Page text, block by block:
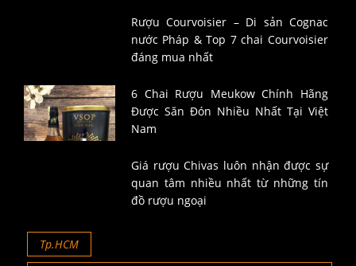
Rượu Courvoisier – Di sản Cognac
nước Pháp & Top 7 chai Courvoisier
đáng mua nhất
6 Chai Rượu Meukow Chính Hãng
Được Săn Đón Nhiều Nhất Tại Việt
Nam
Giá rượu Chivas luôn nhận được sự
quan tâm nhiều nhất từ những tín
đồ rượu ngoại
Tp.HCM